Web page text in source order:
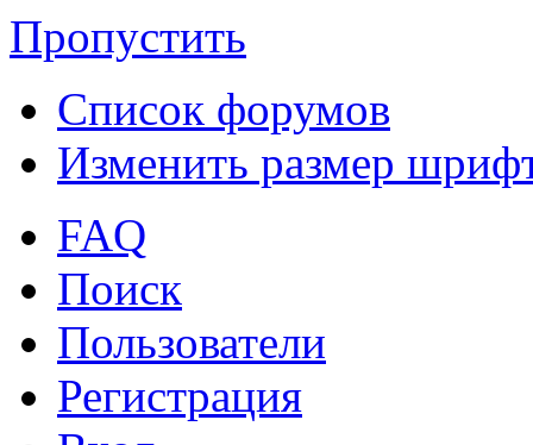
Пропустить
Список форумов
Изменить размер
FAQ
Поиск
Пользователи
Регистрация